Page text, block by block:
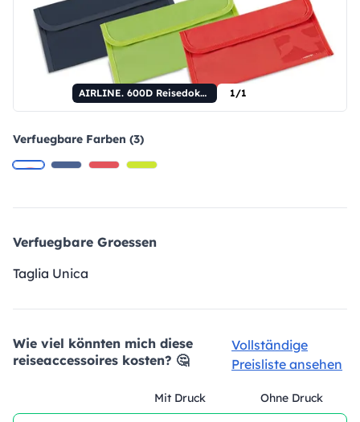
AIRLINE. 600D Reisedokumententasche 1/1
Verfuegbare Farben (3)
Verfuegbare Groessen
Taglia Unica
Wie viel könnten mich diese
reiseaccessoires kosten? 🤔
Vollständige
Preisliste ansehen
Mit Druck Ohne Druck